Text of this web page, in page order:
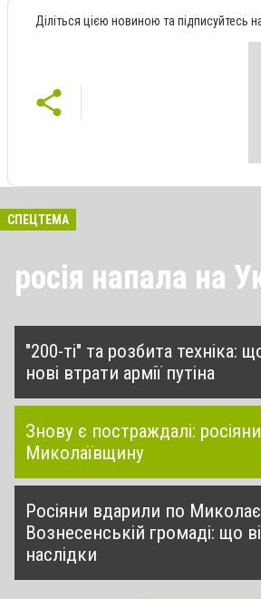
Діліться цією новиною та підписуйтесь
СПЕЦТЕМА
росія напала на
"200-ті" та розбита техніка:
нові втрати армії путіна
Знову є постраждалі:
Миколаївщину
Росіяни вдарили по
Вознесенській громаді: що
наслідки